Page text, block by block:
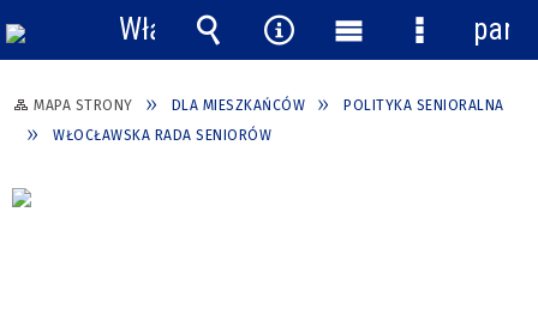
MAPA STRONY DLA MIESZKAŃCÓW
POLITYKA SENIORALNA
WŁOCŁAWSKA RADA SENIORÓW
Włącz
powiadomienia
Wyszukiwarka
Narzędzia
Menu
główne
Menu
panel